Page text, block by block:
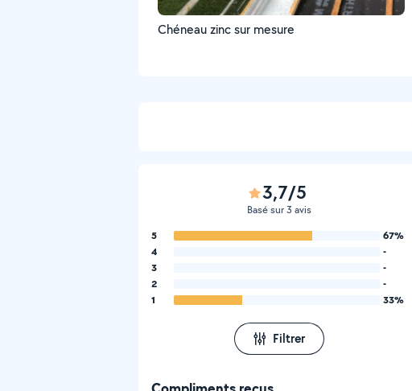
Chéneau zinc sur mesure
3,7/5
Basé sur 3 avis
5
67%
4
-
3
-
2
-
1
33%
Filtrer